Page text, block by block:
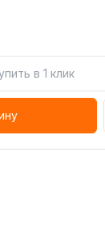
в 1 клик